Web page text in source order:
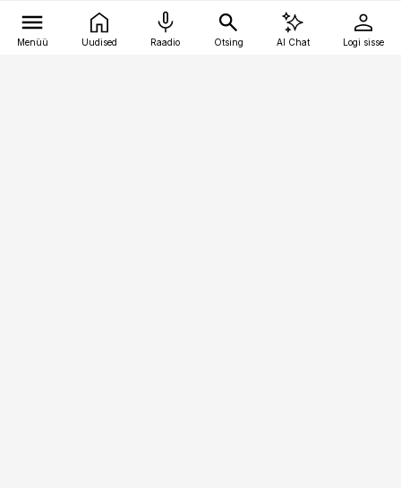
Menüü Uudised Raadio Otsing AI Chat Logi sisse